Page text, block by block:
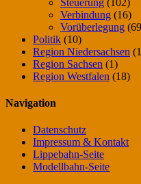
Steuerung (102)
Verbindung (16)
Vorüberlegung
Politik (10)
Region Niedersachsen
Region Sachsen (1)
Region Westfalen (18)
Navigation
Datenschutz
Impressum & Kontakt
Lippebahn-Seite
Modellbahn-Seite